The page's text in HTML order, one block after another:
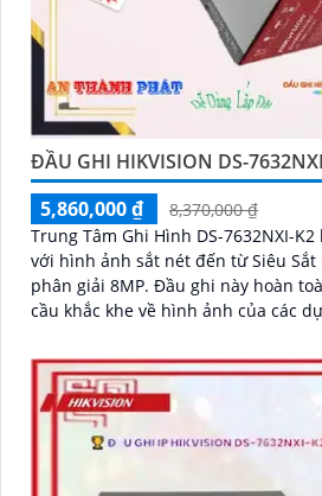
ĐẦU GHI HIKVISION DS-
5,860,000 ₫
8,370,000 ₫
Trung Tâm Ghi Hình DS-7632NXI-
với hình ảnh sắt nét đến từ Siêu
phân giải 8MP. Đầu ghi này hoàn toàn đáp ứng được yêu
cầu khắc khe về hình ảnh của các